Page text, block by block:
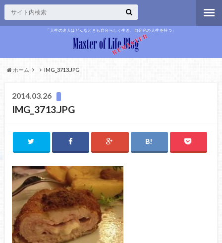
「人生の達人はどんなときも自分らしく生き、自分色の人生を持つ」
ホーム IMG_3713.JPG
2014.03.26
IMG_3713.JPG